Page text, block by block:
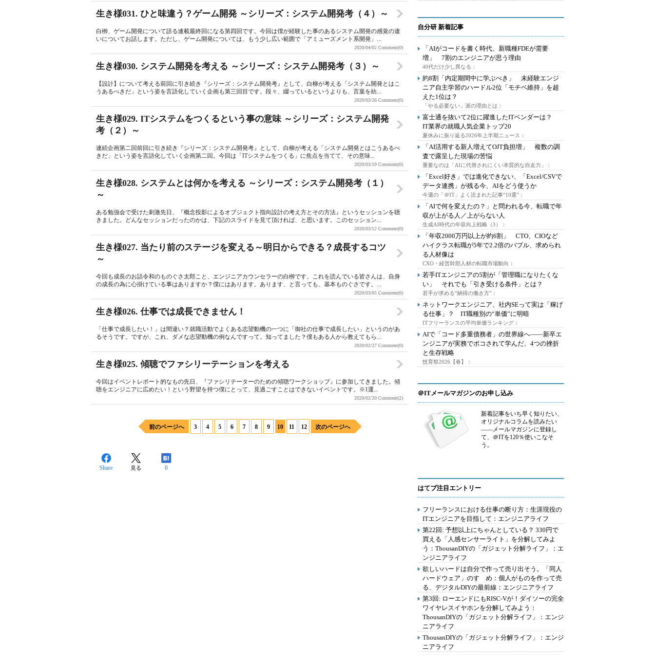
生き様031. ひと味違う？ゲーム開発 ～シリーズ：システム開発考（４）～
白栁、ゲーム開発について語る連載最終回になる第四回です。今回は僕が経験した事のあるシステム開発の感覚の違
いについてお話します。ただし、ゲーム開発については、もう少し広い範囲で「アミューズメント系開発」...
2020/04/02 Comment(0)
生き様030. システム開発を考える ～シリーズ：システム開発考（３）～
【設計】について考える前回に引き続き『シリーズ：システム開発考』として、白柳が考える「システム開発とはこ
うあるべきだ」という姿を言語化していく企画も第三回目です。段々、綴っているというよりも、言葉を紡...
2020/03/26 Comment(0)
生き様029. ITシステムをつくるという事の意味 ～シリーズ：システム開発
考（２）～
連続企画第二回前回に引き続き『シリーズ：システム開発考』として、白柳が考える「システム開発とはこうあるべ
きだ」という姿を言語化していく企画第二回。今回は「ITシステムをつくる」に焦点を当てて、その意味...
2020/03/19 Comment(0)
生き様028. システムとは何かを考える ～シリーズ：システム開発考（１）
～
ある勉強会で受けた刺激先日、『概念投影によるオブジェクト指向設計の考え方とその方法』というセッションを聴
きました。どんなセッションだったのかは、下記のスライドを見て頂ければ、と思います。このセッション...
2020/03/12 Comment(0)
生き様027. 当たり前のステージを変える～明日からできる？成長するコツ
～
今回も成長のお話令和のものぐさ太郎こと、エンジニアカウンセラーの白栁です。これを読んでいる皆さんは、自身
の成長の為に心掛けている事はありますか？僕にはあります。あります、と言っても、基本ものぐさです。...
2020/03/05 Comment(0)
生き様026. 仕事では成長できません！
「仕事で成長したい！」は間違い？就職活動でよくある志望動機の一つに「御社の仕事で成長したい」というのがあ
るそうです。ですが、これ、ダメな志望動機の例なんですって。知ってました？僕もある人から教えてもら...
2020/02/27 Comment(0)
生き様025. 傾聴でファシリーテーションを考える
今回はイベントレポート的なもの先日、『ファシリテーターのための傾聴ワークショップ』に参加してきました。傾
聴をエンジニアに広めたい！という野望を持つ僕にとって、見過ごすことはできないイベントです。※1運...
2020/02/20 Comment(2)
前のページへ 3 4 5 6 7 8 9 10 11 12 次のページへ
Share 見る 0
自分研 新着記事
「AIがコードを書く時代、新職種FDEが需要
増」 7割のエンジニアが思う理由
40代だけ少し異なる：
約8割「内定期間中に学ぶべき」 未経験エンジ
ニア自主学習のハードル2位「モチベ維持」を超
えた1位は？
「やる必要ない」派の理由とは：
富士通を抜いて2位に躍進したITベンダーは？
IT業界の就職人気企業トップ20
夏休みに振り返る2026年上半期ニュース：
「AI活用する新人増えてOJT負担増」 複数の調
査で露呈した現場の苦悩
重要なのは「AIに代替されにくい本質的な自走力」：
「Excel好き」では進化できない、「Excel/CSVで
データ連携」が残る今、AIをどう使うか
今週の「＠IT」よく読まれた記事“10選”：
「AIで何を変えたの？」と問われる今、転職で年
収が上がる人／上がらない人
生成AI時代の年収向上戦略（3）：
「年収2000万円以上が約6割」 CTO、CIOなど
ハイクラス転職が5年で2.2倍のバブル、求められ
る人材像は
CXO・経営幹部人材の転職市場動向：
若手ITエンジニアの5割が「管理職になりたくな
い」 それでも「引き受ける条件」とは？
若手が求める“納得の働き方”：
ネットワークエンジニア、社内SEって実は「稼げ
る仕事」？ IT職種別の“単価”に明暗
ITフリーランスの平均単価ランキング：
AIで「コード多重債務者」の世界線へ――新卒エ
ンジニアが実務でボコされて学んだ、4つの挫折
と生存戦略
技育祭2026【春】：
＠ITメールマガジンのお申し込み
新着記事をいち早く知りたい、
オリジナルコラムを読みたい
――メールマガジンに登録し
て、＠ITを120％使いこなそ
う。
はてブ注目エントリー
フリーランスにおける仕事の断り方：生涯現役の
ITエンジニアを目指して：エンジニアライフ
第22回: 予想以上にちゃんとしている？ 330円で
買える「人感センサーライト」を分解してみよ
う：ThousanDIYの「ガジェット分解ライフ」：エ
ンジニアライフ
欲しいハードは自分で作って売り出そう。「同人
ハードウェア」のすゝめ：個人がものを作って売
る、デジタルDIYの最前線：エンジニアライフ
第3回: ローエンドにもRISC-Vが！ダイソーの完全
ワイヤレスイヤホンを分解してみよう：
ThousanDIYの「ガジェット分解ライフ」：エンジ
ニアライフ
ThousanDIYの「ガジェット分解ライフ」：エンジ
ニアライフ